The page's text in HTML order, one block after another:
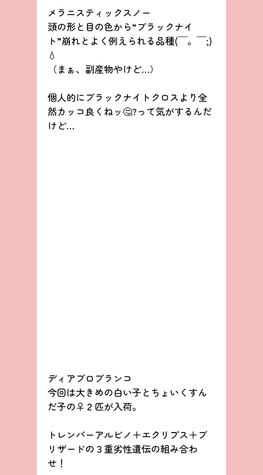
メラニスティックスノー
頭の形と目の色から“ブラックナイ
ト”崩れとよく例えられる品種(￣。￣;)
💧
（まぁ、副産物やけど…）
個人的にブラックナイトクロスより全
然カッコ良くねッ🤔?って気がするんだ
けど…
ディアブロブランコ
今回は大きめの白い子とちょいくすん
だ子の♀２匹が入荷。
トレンパーアルビノ＋エクリプス＋ブ
リザードの３重劣性遺伝の組み合わ
せ！